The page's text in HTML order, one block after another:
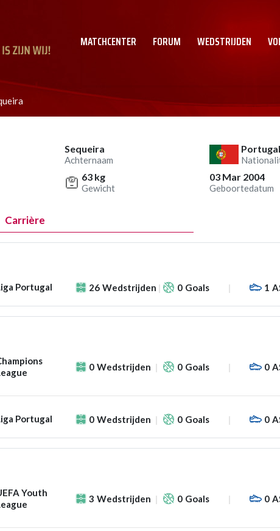
MATCHCENTER FORUM WEDSTRIJDEN
Sequeira
Achternaam
Portugal
63 kg
Gewicht
03 Mar 2004
Geboortedatum
Carrière
Portugal 26 Wedstrijden 0 Goals 1
0 Wedstrijden 0 Goals 0
Portugal 0 Wedstrijden 0 Goals 0
Youth
3 Wedstrijden 0 Goals 0